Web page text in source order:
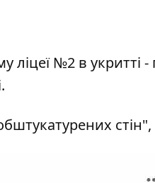
ліцеї №2 в укритті -
стін",